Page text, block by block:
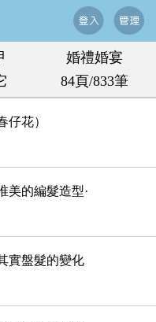
婚禮婚宴
84頁/833筆
仔花）
美的編髮造型·
實盤髮的變化